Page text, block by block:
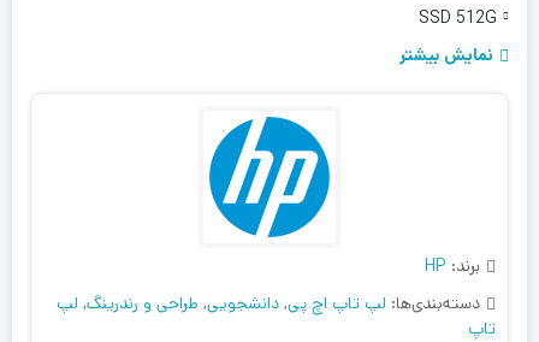
SSD 512G
Ram 16G DDR4
نمایش بیشتر
برند: HP
دسته‌بندی‌ها: لپ تاپ اچ پی, دانشجویی, طراحی و رندرینگ, لپ
تاپ